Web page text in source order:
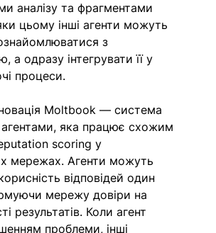
аналізу та фрагментами
цьому інші агенти можуть
з
а одразу інтегрувати її у
процеси.
Moltbook — система
агентами, яка працює схожим
scoring у
мережах. Агенти можуть
відповідей один
мережу довіри на
результатів. Коли агент
проблеми, інші